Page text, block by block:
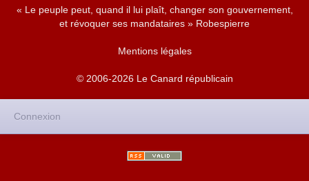
« Le peuple peut, quand il lui plaît, changer son gouvernement,
et révoquer ses mandataires » Robespierre
Mentions légales
© 2006-2026 Le Canard républicain
Connexion